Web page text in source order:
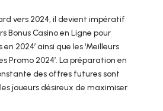
vers 2024, il devient impératif
Bonus Casino en Ligne pour
2024’ ainsi que les ‘Meilleurs
Promo 2024’. La préparation en
des offres futures sont
joueurs désireux de maximiser